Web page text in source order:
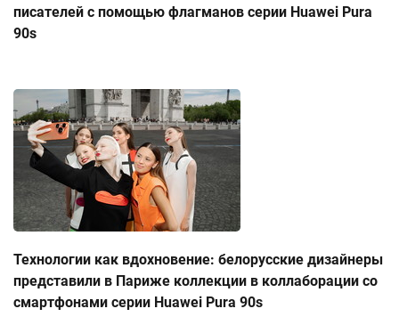
писателей с помощью флагманов серии Huawei Pura
90s
Технологии как вдохновение: белорусские дизайнеры
представили в Париже коллекции в коллаборации со
смартфонами серии Huawei Pura 90s